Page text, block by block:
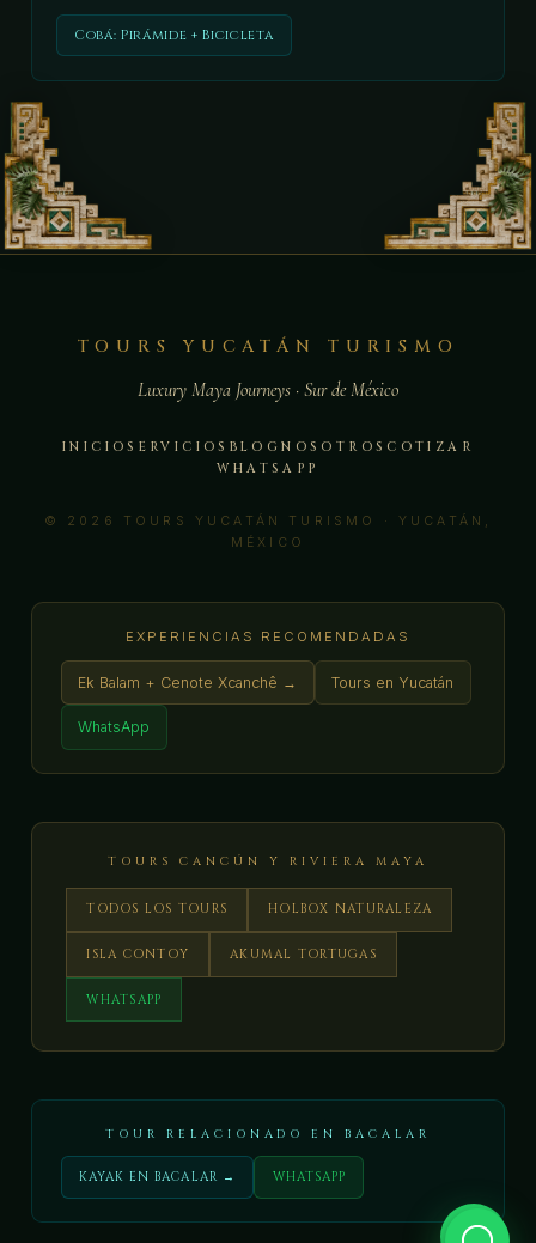
Cobá: Pirámide + Bicicleta
TOURS YUCATÁN TURISMO
Luxury Maya Journeys · Sur de México
INICIOSERVICIOS BLOGNOSOTROS COTIZAR
WHATSAPP
© 2026 TOURS YUCATÁN TURISMO · YUCATÁN,
MÉXICO
EXPERIENCIAS RECOMENDADAS
Ek Balam + Cenote Xcanchê → Tours en Yucatán
WhatsApp
TOURS CANCÚN Y RIVIERA MAYA
TODOS LOS TOURS HOLBOX NATURALEZA
ISLA CONTOY AKUMAL TORTUGAS
WHATSAPP
TOUR RELACIONADO EN BACALAR
KAYAK EN BACALAR → WHATSAPP